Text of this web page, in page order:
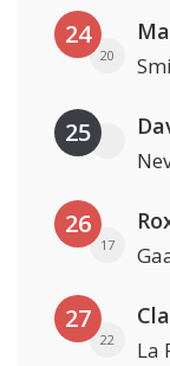
24
20
25
26
17
27
22 La